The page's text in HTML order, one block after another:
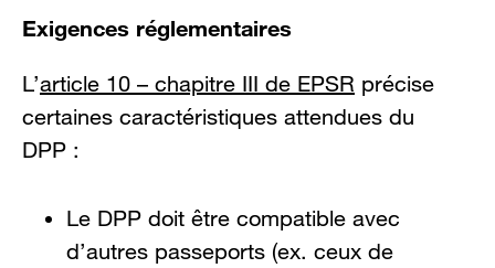
Exigences réglementaires
L’article 10 – chapitre III de EPSR précise
certaines caractéristiques attendues du
DPP :
Le DPP doit être compatible avec
d’autres passeports (ex. ceux de